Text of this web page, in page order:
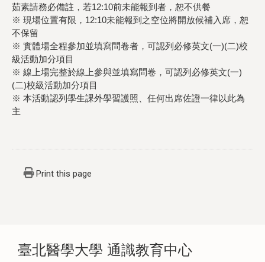
茹素請務必備註，若12:10前未能報到者，恕不供餐
※ 現場位置有限，12:10未能報到之空位將開放候補入席，恕
不保留
※ 實體場全程參加並填寫問卷者，可認列必修英文(一)(二)校
級活動加分項目
※ 線上場完整於線上參與並填寫問卷，可認列必修英文(一)
(二)校級活動加分項目
※ 本活動認列學生課外學習護照、任何出席佐證一律以此為
主
Print this page
臺北醫學大學 通識教育中心